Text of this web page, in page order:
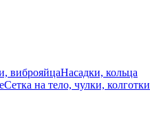
виброяйцаНасадки, кольца
Сетка на тело, чулки, колготки